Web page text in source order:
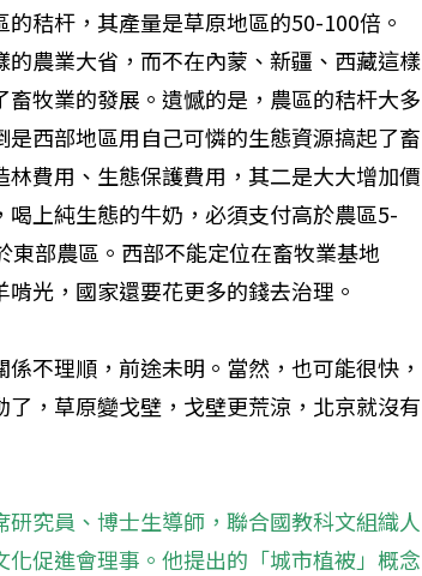
秸杆，其產量是草原地區的50-100倍。
農業大省，而不在內蒙、新疆、西藏這樣
牧業的發展。遺憾的是，農區的秸杆大多
西部地區用自己可憐的生態資源搞起了畜
費用、生態保護費用，其二是大大增加價
上純生態的牛奶，必須支付高於農區5-
東部農區。西部不能定位在畜牧業基地
光，國家還要花更多的錢去治理。
不理順，前途未明。當然，也可能很快，
，草原變戈壁，戈壁更荒涼，北京就沒有
究員、博士生導師，聯合國教科文組織人
促進會理事。他提出的「城市植被」概念